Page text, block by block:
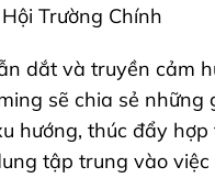
Trường Chính
dắt và truyền cảm
sẽ chia sẻ
hướng, thúc đẩy
tập trung vào